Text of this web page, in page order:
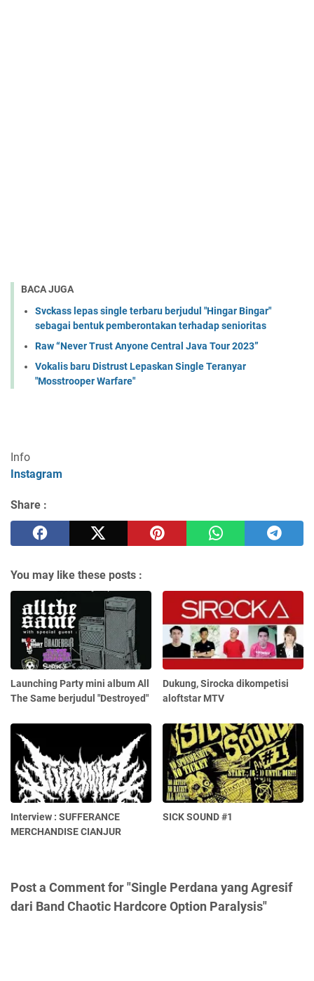
BACA JUGA
Svckass lepas single terbaru berjudul "Hingar Bingar"
sebagai bentuk pemberontakan terhadap senioritas
Raw “Never Trust Anyone Central Java Tour 2023”
Vokalis baru Distrust Lepaskan Single Teranyar
"Mosstrooper Warfare"
Info
Instagram
Share :
You may like these posts :
Launching Party mini album All
The Same berjudul "Destroyed"
Dukung, Sirocka dikompetisi
aloftstar MTV
Interview : SUFFERANCE
MERCHANDISE CIANJUR
SICK SOUND #1
Post a Comment for "Single Perdana yang Agresif
dari Band Chaotic Hardcore Option Paralysis"